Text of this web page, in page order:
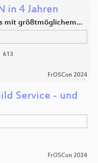
in 4 Jahren
mit größtmöglichem…
613
FrOSCon 2024
Service - und
FrOSCon 2024